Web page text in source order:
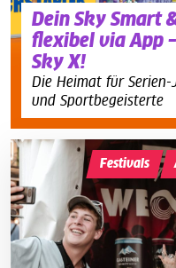
Dein Sky Smart
flexibel via App
Sky X!
Die Heimat für Serien-
und Sportbegeisterte
Festivals